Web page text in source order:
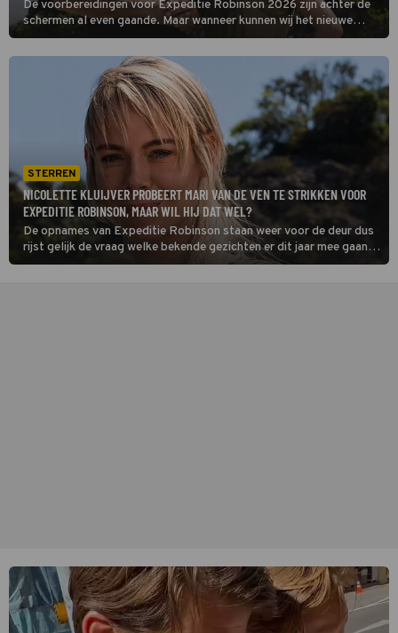
De voorbereidingen voor Expeditie Robinson 2026 zijn achter de
schermen al even gaande. Maar wanneer kunnen wij het nieuwe
seizoen eigenlijk zien?
STERREN
NICOLETTE KLUIJVER PROBEERT MARI VAN DE VEN TE STRIKKEN VOOR
EXPEDITIE ROBINSON, MAAR WIL HIJ DAT WEL?
De opnames van Expeditie Robinson staan weer voor de deur dus
rijst gelijk de vraag welke bekende gezichten er dit jaar mee gaan
doen aan de survivalshow.